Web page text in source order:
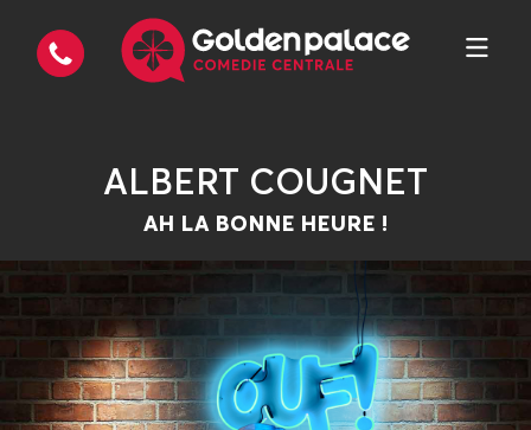
ALBERT COUGNET
AH LA BONNE HEURE !